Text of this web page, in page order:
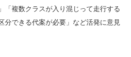
「複数クラスが入り混じって走行する
分できる代案が必要」など活発に意見